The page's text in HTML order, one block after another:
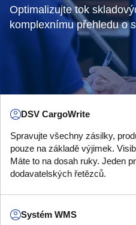
Optimalizujte tok
komplexnímu přehledu o
DSV CargoWrite
Spravujte všechny zásilky,
pouze na základě výjimek.
Máte to na dosah ruky. Jeden
dodavatelských řetězců.
Systém WMS